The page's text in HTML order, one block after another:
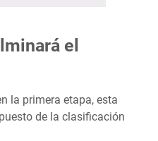
el
la primera etapa, esta
de la clasificación